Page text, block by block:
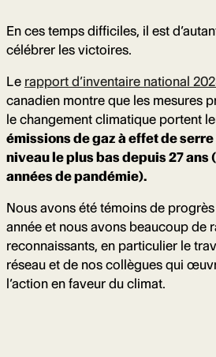
En ces temps difficiles, il est
célébrer les victoires.
Le rapport d’inventaire national
canadien montre que les mesures
le changement climatique portent
émissions de gaz à effet de
niveau le plus bas depuis 27 ans
années de pandémie).
Nous avons été témoins de
année et nous avons beaucoup de
reconnaissants, en particulier le
réseau et de nos collègues qui
l’action en faveur du climat.